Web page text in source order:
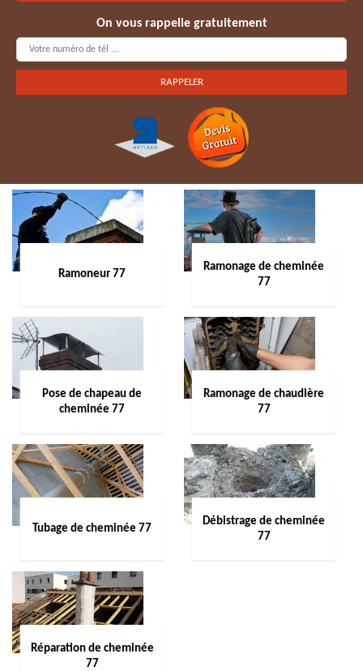
On vous rappelle gratuitement
Ramoneur 77
Ramonage de cheminée
77
Pose de chapeau de
cheminée 77
Ramonage de chaudière
77
Tubage de cheminée 77
Débistrage de cheminée
77
Réparation de cheminée
77